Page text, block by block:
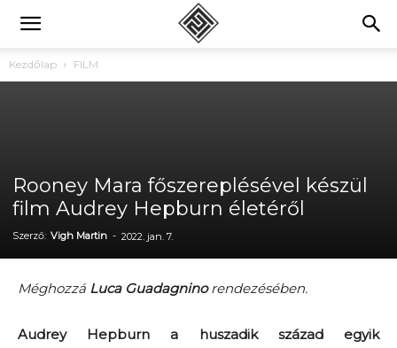
Kezdőlap FILM
Rooney Mara főszereplésével készül
film Audrey Hepburn életéről
Szerző: Vigh Martin - 2022. jan. 7.
Méghozzá Luca Guadagninorendezésében.
Audrey Hepburn a huszadik század egyik